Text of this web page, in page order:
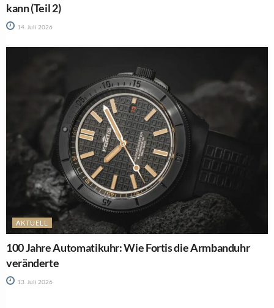
kann (Teil 2)
14. Juli 2026
AKTUELL
100 Jahre Automatikuhr: Wie Fortis die Armbanduhr
veränderte
13. Juli 2026